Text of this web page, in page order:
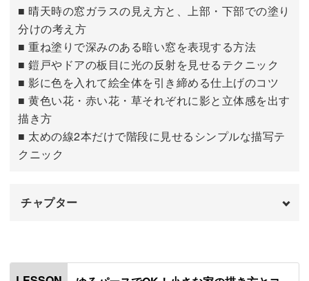
■ 晴天時の窓ガラスの見え方と、上部・下部での塗り
分けの考え方
■ 重ね塗りで深みのある暗い窓を表現する方法
■ 鎧戸やドアの板目に光の反射を見せるテクニック
■ 影に色を入れて絵全体を引き締める仕上げのコツ
■ 黄色い花・赤い花・草それぞれに影と立体感を出す
描き方
■ 太めの線2本だけで階段に見せるシンプルな描写テ
クニック
チャプター
ガラスの塗り方について